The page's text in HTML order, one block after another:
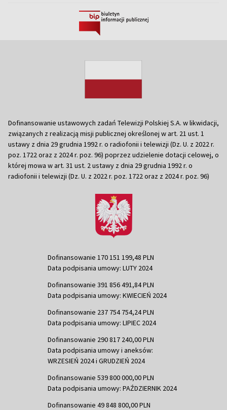
Dofinansowanie ustawowych zadań Telewizji Polskiej S.A. w likwidacji,
związanych z realizacją misji publicznej określonej w art. 21 ust. 1
ustawy z dnia 29 grudnia 1992 r. o radiofonii i telewizji (Dz. U. z 2022 r.
poz. 1722 oraz z 2024 r. poz. 96) poprzez udzielenie dotacji celowej, o
której mowa w art. 31 ust. 2 ustawy z dnia 29 grudnia 1992 r. o
radiofonii i telewizji (Dz. U. z 2022 r. poz. 1722 oraz z 2024 r. poz. 96)
Dofinansowanie 170 151 199,48 PLN
Data podpisania umowy: LUTY 2024
Dofinansowanie 391 856 491,84 PLN
Data podpisania umowy: KWIECIEŃ 2024
Dofinansowanie 237 754 754,24 PLN
Data podpisania umowy: LIPIEC 2024
Dofinansowanie 290 817 240,00 PLN
Data podpisania umowy i aneksów:
WRZESIEŃ 2024 i GRUDZIEŃ 2024
Dofinansowanie 539 800 000,00 PLN
Data podpisania umowy: PAŹDZIERNIK 2024
Dofinansowanie 49 848 800,00 PLN